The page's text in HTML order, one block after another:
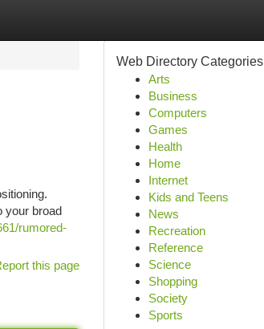
your broad
rumored-
this page
Web Directory Categories
Arts
Business
Computers
Games
Health
Home
Internet
Kids and Teens
News
Recreation
Reference
Science
Shopping
Society
Sports